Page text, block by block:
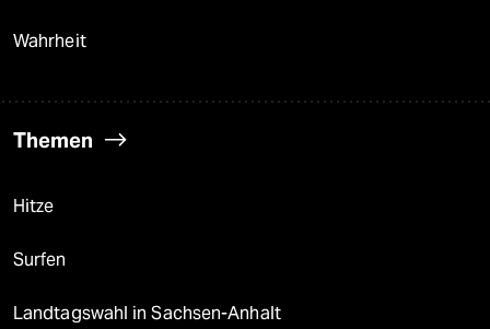
Wahrheit
Themen
Hitze
Surfen
Landtagswahl in Sachsen-Anhalt